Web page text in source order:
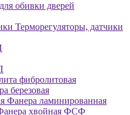
обивки дверей
Терморегуляторы, датчики
фибролитовая
березовая
Фанера ламинированная
хвойная ФСФ